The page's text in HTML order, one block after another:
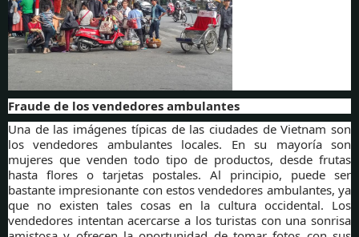
Fraude de los vendedores ambulantes
Una de las imágenes típicas de las ciudades de Vietnam son
los vendedores ambulantes locales. En su mayoría son
mujeres que venden todo tipo de productos, desde frutas
hasta flores o tarjetas postales. Al principio, puede ser
bastante impresionante con estos vendedores ambulantes, ya
que no existen tales cosas en la cultura occidental. Los
vendedores intentan acercarse a los turistas con una sonrisa